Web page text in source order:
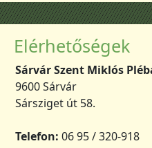
Elérhetőségek
Sárvár Szent Miklós
9600 Sárvár
Sársziget út 58.
Telefon: 06 95 / 320-918